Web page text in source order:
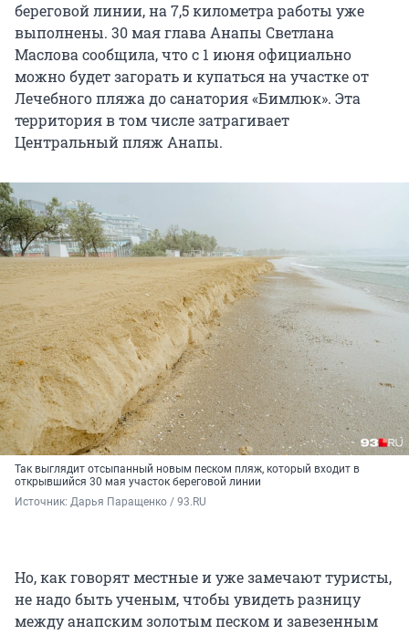
береговой линии, на 7,5 километра работы уже
выполнены. 30 мая глава Анапы Светлана
Маслова сообщила, что с 1 июня официально
можно будет загорать и купаться на участке от
Лечебного пляжа до санатория «Бимлюк». Эта
территория в том числе затрагивает
Центральный пляж Анапы.
Так выглядит отсыпанный новым песком пляж, который входит в
открывшийся 30 мая участок береговой линии
Источник: Дарья Паращенко / 93.RU
Но, как говорят местные и уже замечают туристы,
не надо быть ученым, чтобы увидеть разницу
между анапским золотым песком и завезенным